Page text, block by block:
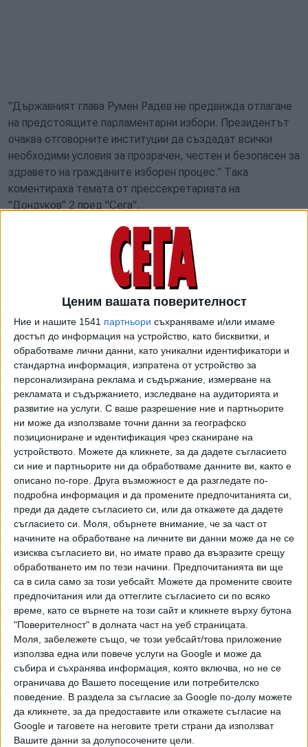
Ценим вашата поверителност
Ние и нашите 1541 партньори съхраняваме и/или имаме
достъп до информация на устройство, като бисквитки, и
обработваме лични данни, като уникални идентификатори и
стандартна информация, изпратена от устройство за
персонализирана реклама и съдържание, измерване на
рекламата и съдържанието, изследване на аудиторията и
развитие на услуги. С ваше разрешение ние и партньорите
ни може да използваме точни данни за географско
позициониране и идентификация чрез сканиране на
устройството. Можете да кликнете, за да дадете съгласието
си ние и партньорите ни да обработваме данните ви, както е
описано по-горе. Друга възможност е да разгледате по-
подробна информация и да промените предпочитанията си,
преди да дадете съгласието си, или да откажете да дадете
съгласието си. Моля, обърнете внимание, че за част от
начините на обработване на личните ви данни може да не се
изисква съгласието ви, но имате право да възразите срещу
обработването им по тези начини. Предпочитанията ви ще
са в сила само за този уебсайт. Можете да промените своите
предпочитания или да оттеглите съгласието си по всяко
време, като се върнете на този сайт и кликнете върху бутона
"Поверителност" в долната част на уеб страницата.
Моля, забележете също, че този уебсайт/това приложение
използва една или повече услуги на Google и може да
събира и съхранява информация, която включва, но не се
ограничава до Вашето посещение или потребителско
поведение. В раздела за съгласие за Google по-долу можете
да кликнете, за да предоставите или откажете съгласие на
Google и таговете на неговите трети страни да използват
Вашите данни за долупосочените цели.
"Държавният глава Румен Радев не предвижда отлагане
на предстоящите парламентарни избори. Президентът
очаква отговорните институции да създадат всички
необходими условия за прозрачен, честен и безопасен за
здравето на гражданите изборен процес." Така
коментираха темата от прессекретариата на
"Дондуков" 2 пред "Сега".
По-рано сутринта говорителят на Централната
избирателна комисия (ЦИК) Таня Цанева допусна,
че, ако не се подобри ситуацията с пандемията, може да
има отлагане на изборите с до два месеца: “Но това е
компетенция на президента. Датата може да варира в
рамките на 2 месеца, или тези през март да се
преместят най-късно в края на май”, посочи Цанева пред
bTV.
В конституцията е записано, че избори за ново Народно
събрание се произвеждат най-късно до два месеца след
прекратяване на пълномощията на предишното.
Опозиционни политици като Мая Манолова допуснаха, че
управляващите се надяват на това, за да удължат
престоя си във властта.
НЕЯСНОТИ И ОПАСЕНИЯ
“Не можем да отговорим как ще гласуват хора под
карантина засега. Ще се мисли за това, ако
пандемичната обстановка продължи”, каза Таня Цанева
пред „Тази сутрин".
“Според Изборния кодекс с подвижни урни могат да
гласуват само хора с трайни увреждания. COVID не е
такова увреждане. Все пак имаме доста време до края
на март, когато ще се знае каква е степента на развитие
на пандемията. Надяваме се, че ще е отшумяла
дотогава“, обясни тя.
Тя призна, че може да има и проблем с набиране на
членове на Секционни избирателни комисии заради
страха от коронавируса.